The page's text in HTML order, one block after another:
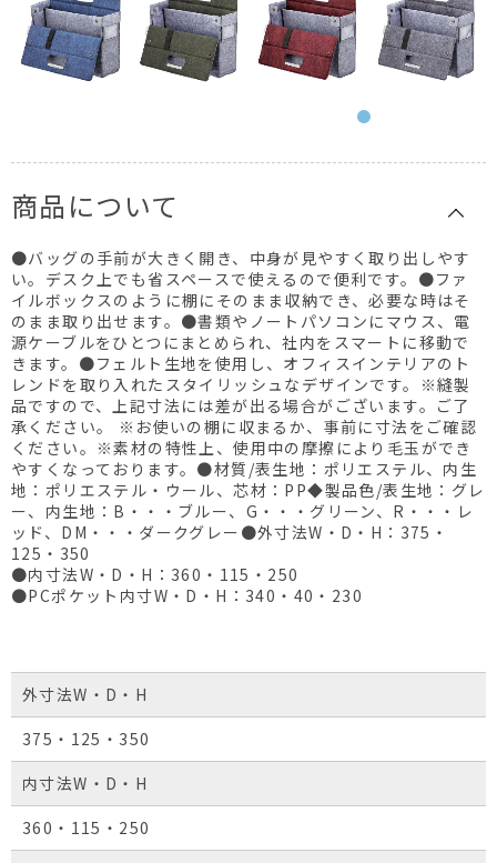
商品について
●バッグの手前が大きく開き、中身が見やすく取り出しやす
い。デスク上でも省スペースで使えるので便利です。●ファ
イルボックスのように棚にそのまま収納でき、必要な時はそ
のまま取り出せます。●書類やノートパソコンにマウス、電
源ケーブルをひとつにまとめられ、社内をスマートに移動で
きます。●フェルト生地を使用し、オフィスインテリアのト
レンドを取り入れたスタイリッシュなデザインです。※縫製
品ですので、上記寸法には差が出る場合がございます。ご了
承ください。 ※お使いの棚に収まるか、事前に寸法をご確認
ください。※素材の特性上、使用中の摩擦により毛玉ができ
やすくなっております。●材質/表生地：ポリエステル、内生
地：ポリエステル・ウール、芯材：PP◆製品色/表生地：グレ
ー、内生地：B・・・ブルー、G・・・グリーン、R・・・レ
ッド、DM・・・ダークグレー●外寸法W・D・H：375・
125・350
●内寸法W・D・H：360・115・250
●PCポケット内寸W・D・H：340・40・230
外寸法W・D・H
375・125・350
内寸法W・D・H
360・115・250